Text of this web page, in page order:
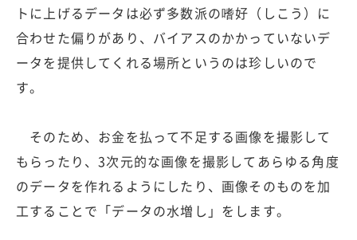
トに上げるデータは必ず多数派の嗜好（しこう）に
合わせた偏りがあり、バイアスのかかっていないデ
ータを提供してくれる場所というのは珍しいので
す。
そのため、お金を払って不足する画像を撮影して
もらったり、3次元的な画像を撮影してあらゆる角度
のデータを作れるようにしたり、画像そのものを加
工することで「データの水増し」をします。